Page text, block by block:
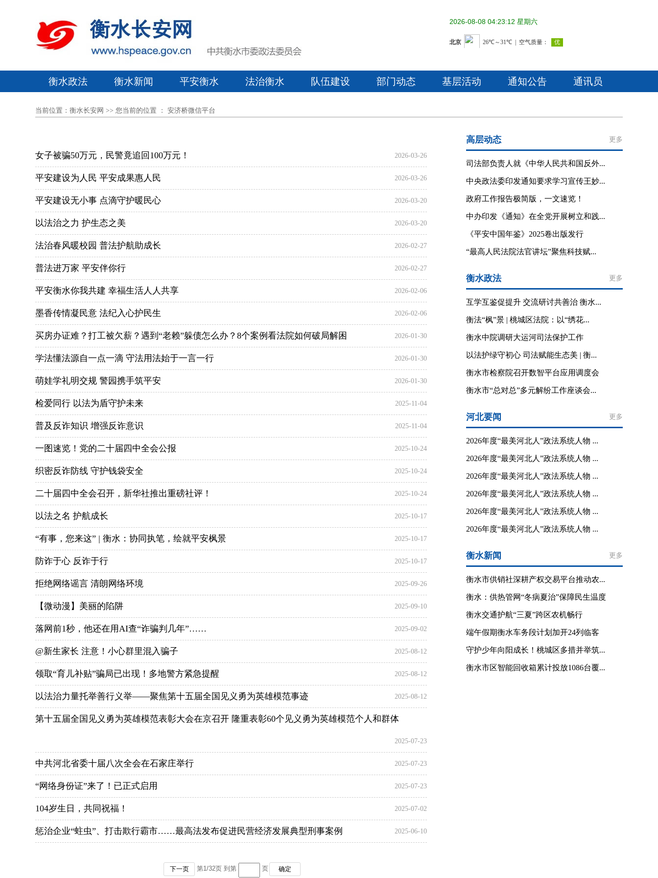
2026-08-08 04:23:13 星期六
衡水政法 衡水新闻 平安衡水 法治衡水 队伍建设 部门动态 基层活动 通知公告 通讯员
当前位置： 衡水长安网 >> 您当前的位置 ： 安济桥微信平台
女子被骗50万元，民警竟追回100万元！ 2026-03-26
平安建设为人民 平安成果惠人民 2026-03-26
平安建设无小事 点滴守护暖民心 2026-03-20
以法治之力 护生态之美 2026-03-20
法治春风暖校园 普法护航助成长 2026-02-27
普法进万家 平安伴你行 2026-02-27
平安衡水你我共建 幸福生活人人共享 2026-02-06
墨香传情凝民意 法纪入心护民生 2026-02-06
买房办证难？打工被欠薪？遇到“老赖”躲债怎么办？8个案例看法院如何破局解困 2026-01-30
学法懂法源自一点一滴 守法用法始于一言一行 2026-01-30
萌娃学礼明交规 警园携手筑平安 2026-01-30
检爱同行 以法为盾守护未来 2025-11-04
普及反诈知识 增强反诈意识 2025-11-04
一图速览！党的二十届四中全会公报 2025-10-24
织密反诈防线 守护钱袋安全 2025-10-24
二十届四中全会召开，新华社推出重磅社评！ 2025-10-24
以法之名 护航成长 2025-10-17
“有事，您来这” | 衡水：协同执笔，绘就平安枫景 2025-10-17
防诈于心 反诈于行 2025-10-17
拒绝网络谣言 清朗网络环境 2025-09-26
【微动漫】美丽的陷阱 2025-09-10
落网前1秒，他还在用AI查“诈骗判几年”…… 2025-09-02
@新生家长 注意！小心群里混入骗子 2025-08-12
领取“育儿补贴”骗局已出现！多地警方紧急提醒 2025-08-12
以法治力量托举善行义举——聚焦第十五届全国见义勇为英雄模范事迹 2025-08-12
第十五届全国见义勇为英雄模范表彰大会在京召开 隆重表彰60个见义勇为英雄模范个人和群体
2025-07-23
中共河北省委十届八次全会在石家庄举行 2025-07-23
“网络身份证”来了！已正式启用 2025-07-23
104岁生日，共同祝福！ 2025-07-02
惩治企业“蛀虫”、打击欺行霸市……最高法发布促进民营经济发展典型刑事案例 2025-06-10
下一页 第1/32页 到第 页 确定
高层动态 更多
司法部负责人就《中华人民共和国反外...
中央政法委印发通知要求学习宣传王妙...
政府工作报告极简版，一文速览！
中办印发《通知》在全党开展树立和践...
《平安中国年鉴》2025卷出版发行
“最高人民法院法官讲坛”聚焦科技赋...
衡水政法 更多
互学互鉴促提升 交流研讨共善治 衡水...
衡法“枫”景 | 桃城区法院：以“绣花...
衡水中院调研大运河司法保护工作
以法护绿守初心 司法赋能生态美 | 衡...
衡水市检察院召开数智平台应用调度会
衡水市“总对总”多元解纷工作座谈会...
河北要闻 更多
2026年度“最美河北人”政法系统人物 ...
2026年度“最美河北人”政法系统人物 ...
2026年度“最美河北人”政法系统人物 ...
2026年度“最美河北人”政法系统人物 ...
2026年度“最美河北人”政法系统人物 ...
2026年度“最美河北人”政法系统人物 ...
衡水新闻 更多
衡水市供销社深耕产权交易平台推动农...
衡水：供热管网“冬病夏治”保障民生温度
衡水交通护航“三夏”跨区农机畅行
端午假期衡水车务段计划加开24列临客
守护少年向阳成长！桃城区多措并举筑...
衡水市区智能回收箱累计投放1086台覆...